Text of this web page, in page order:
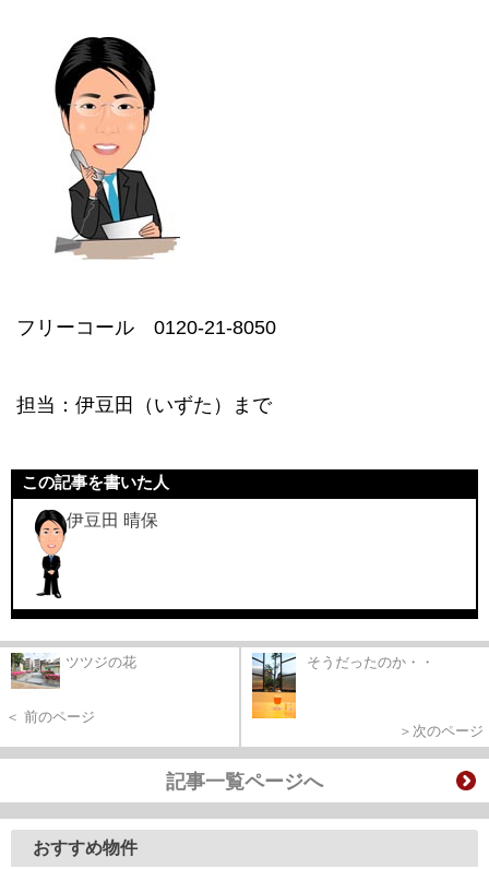
フリーコール 0120-21-8050
担当：伊豆田（いずた）まで
この記事を書いた人
伊豆田 晴保
ツツジの花
＜ 前のページ
そうだったのか・・
＞次のページ
記事一覧ページへ
おすすめ物件